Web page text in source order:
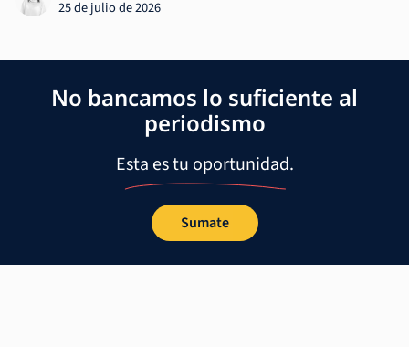
25 de julio de 2026
No bancamos lo suficiente al
periodismo
Esta es tu oportunidad.
Sumate